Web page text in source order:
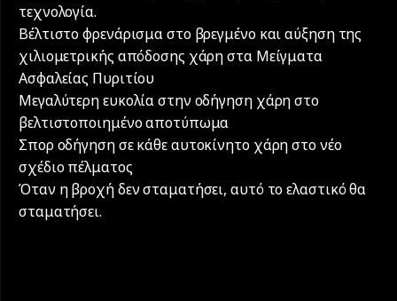
τεχνολογία.
Βέλτιστο φρενάρισμα στο βρεγμένο και αύξηση της
χιλιομετρικής απόδοσης χάρη στα Μείγματα
Ασφαλείας Πυριτίου
Μεγαλύτερη ευκολία στην οδήγηση χάρη στο
βελτιστοποιημένο αποτύπωμα
Σπορ οδήγηση σε κάθε αυτοκίνητο χάρη στο νέο
σχέδιο πέλματος
Όταν η βροχή δεν σταματήσει, αυτό το ελαστικό θα
σταματήσει.